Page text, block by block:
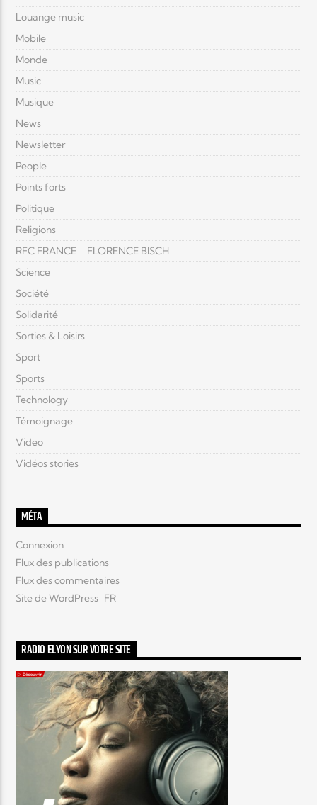
Louange music
Mobile
Monde
Music
Musique
News
Newsletter
People
Points forts
Politique
Religions
RFC FRANCE – FLORENCE BISCH
Science
Société
Solidarité
Sorties & Loisirs
Sport
Sports
Technology
Témoignage
Video
Vidéos stories
MÉTA
Connexion
Flux des publications
Flux des commentaires
Site de WordPress-FR
RADIO ELYON SUR VOTRE SITE